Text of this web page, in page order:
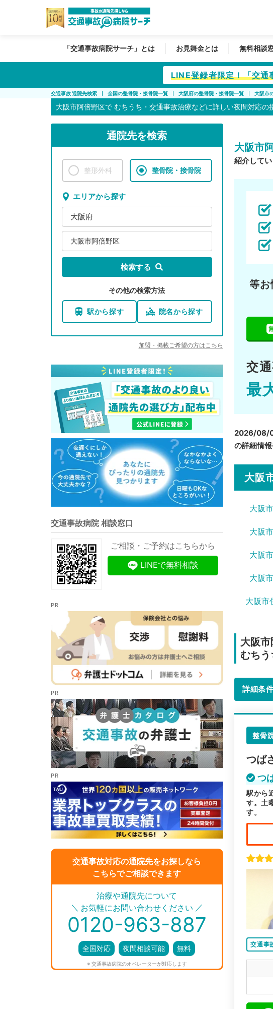
「交通事故病院サーチ」とは お見舞金とは 無料相談
LINE登録者限定！「交通
交通事故 通院先検索 全国の整骨院・接骨院一覧 大阪府の整骨院・接骨院一覧 大阪市
大阪市阿倍野区で むちうち・交通事故治療などに詳しい夜間対応の
通院先を検索
整形外科 整骨院・接骨院
エリアから探す
大阪府
大阪市阿倍野区
検索する
その他の検索方法
駅から探す 院名から探す
加盟・掲載ご希望の方はこちら
交通事故病院 相談窓口
ご相談・ご予約はこちらから
LINEで無料相談
交通事故対応の通院先をお探しなら
こちらでご相談できます
＼ ／
治療や通院先について
お気軽にお問い合わせください
0120-963-887
全国対応 夜間相談可能 無料
※ 交通事故病院のオペレーターが対応します
大阪市
紹介してい
等お
交
最
2026/08/
の詳細情
大阪
大阪
大阪
大阪
大阪
大阪市
大阪
むち
詳細条
整骨
つば
つ
駅から
す。土
す。
交通事